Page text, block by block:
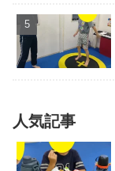
人気記事